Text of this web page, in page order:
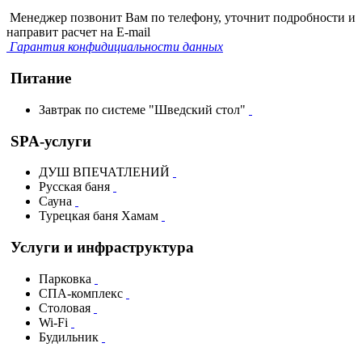
Менеджер позвонит Вам по телефону, уточнит подробности и
направит расчет на E-mail
Гарантия конфидициальности данных
Питание
Завтрак по системе "Шведский стол"
SPA-услуги
ДУШ ВПЕЧАТЛЕНИЙ
Русская баня
Сауна
Турецкая баня Хамам
Услуги и инфраструктура
Парковка
СПА-комплекс
Столовая
Wi-Fi
Будильник